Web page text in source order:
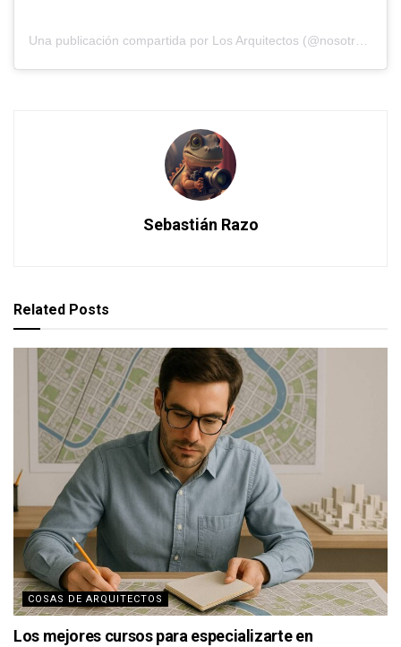
Sebastián Razo
Related Posts
COSAS DE ARQUITECTOS
Los mejores cursos para especializarte en